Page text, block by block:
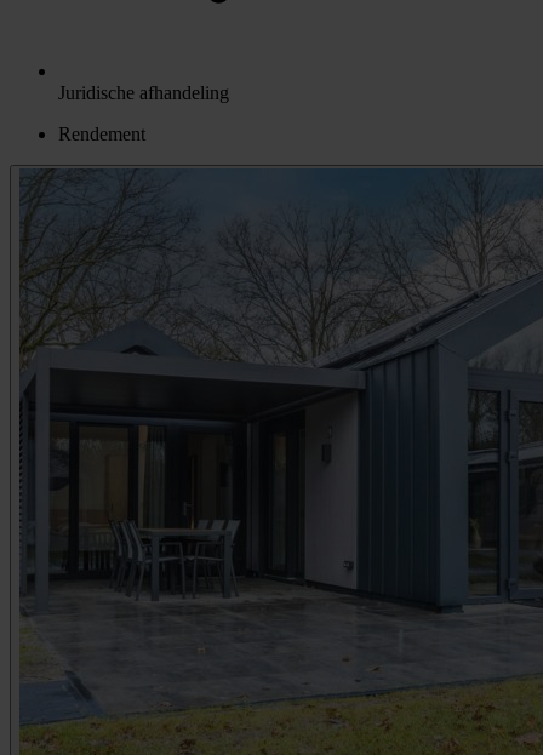
Juridische afhandeling
Rendement